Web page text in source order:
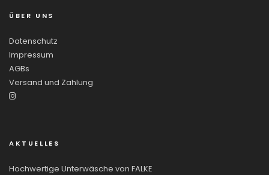
ÜBER UNS
Datenschutz
Impressum
AGBs
Versand und Zahlung
AKTUELLES
Hochwertige Unterwäsche von FALKE